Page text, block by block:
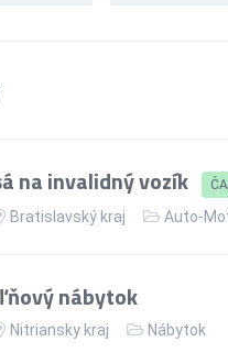
na invalidný vozík
Bratislavský kraj Auto-
nábytok
Nitriansky kraj Nábytok